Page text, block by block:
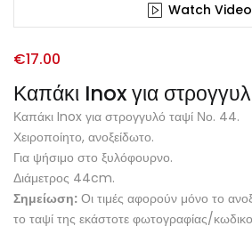
Watch Video
Καπάκι Inox για
€17.00
Καπάκι Inox για στρογγυλό ταψί Νο. 44.
Χειροποίητο, ανοξείδωτο.
Για ψήσιμο στο ξυλόφουρνο.
Διάμετρος 44cm.
Σημείωση: Οι τιμές αφορούν μόνο το
το ταψί της εκάστοτε φωτογραφίας/